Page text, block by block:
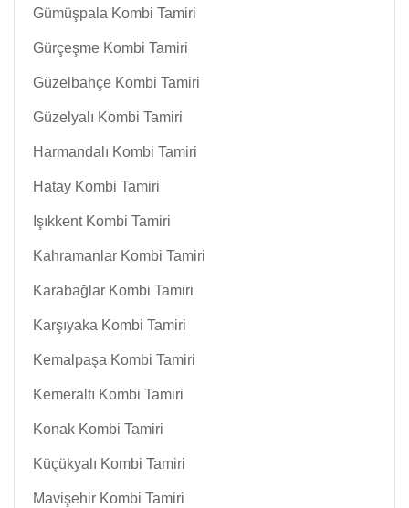
Gümüşpala Kombi Tamiri
Gürçeşme Kombi Tamiri
Güzelbahçe Kombi Tamiri
Güzelyalı Kombi Tamiri
Harmandalı Kombi Tamiri
Hatay Kombi Tamiri
Işıkkent Kombi Tamiri
Kahramanlar Kombi Tamiri
Karabağlar Kombi Tamiri
Karşıyaka Kombi Tamiri
Kemalpaşa Kombi Tamiri
Kemeraltı Kombi Tamiri
Konak Kombi Tamiri
Küçükyalı Kombi Tamiri
Mavişehir Kombi Tamiri